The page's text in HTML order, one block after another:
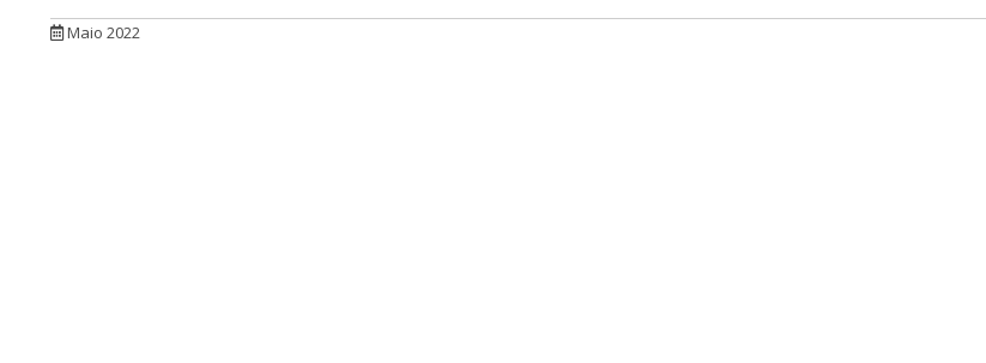
Maio 2022